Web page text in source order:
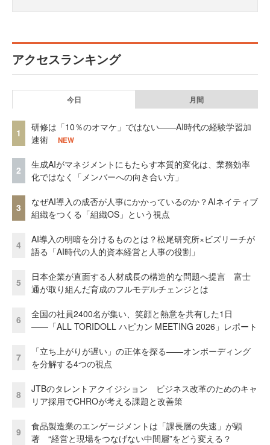
アクセスランキング
今日 月間
1
研修は「10％のオマケ」ではない——AI時代の経験学習加
速術
NEW
2
生成AIがマネジメントにもたらす本質的変化は、業務効率
化ではなく「メンバーへの向き合い方」
3
なぜAI導入の成否が人事にかかっているのか？AIネイティブ
組織をつくる「組織OS」という視点
4
AI導入の明暗を分けるものとは？松尾研究所×ビズリーチが
語る「AI時代の人的資本経営と人事の役割」
5
日本企業が直面する人材成長の構造的な問題へ提言 富士
通が取り組んだ育成のフルモデルチェンジとは
6
全国の社員2400名が集い、笑顔と熱意を共有した1日
――「ALL TORIDOLL ハピカン MEETING 2026」レポート
7
「立ち上がりが遅い」の正体を探る——オンボーディング
を分解する4つの視点
8
JTBのタレントアクイジション ビジネス改革のためのキャ
リア採用でCHROが考える課題と改善策
9
食品製造業のエンゲージメントは「課長層の失速」が顕
著 “経営と現場をつなげない中間層”をどう変える？